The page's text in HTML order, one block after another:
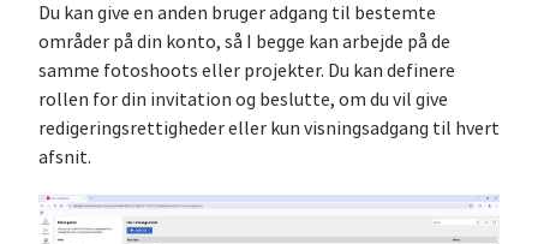
Du kan give en anden bruger adgang til bestemte
områder på din konto, så I begge kan arbejde på de
samme fotoshoots eller projekter. Du kan definere
rollen for din invitation og beslutte, om du vil give
redigeringsrettigheder eller kun visningsadgang til hvert
afsnit.